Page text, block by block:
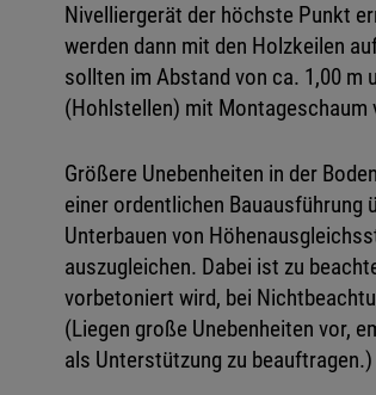
Nivelliergerät der höchste Punkt
werden dann mit den Holzkeilen
sollten im Abstand von ca. 1,00 m
(Hohlstellen) mit Montageschaum
Größere Unebenheiten in der
einer ordentlichen Bauausführung
Unterbauen von
auszugleichen. Dabei ist zu
vorbetoniert wird, bei
(Liegen große Unebenheiten vor,
als Unterstützung zu beauftragen.)